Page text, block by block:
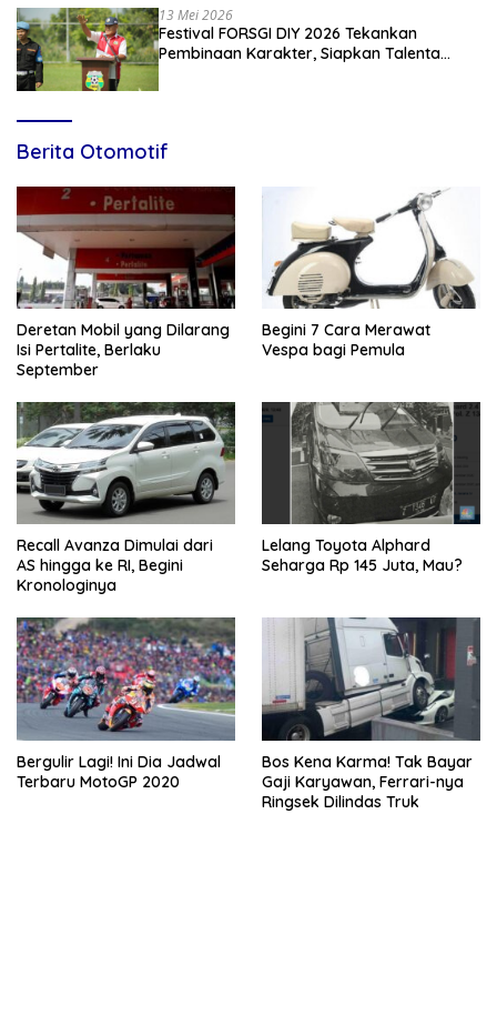
13 Mei 2026
Festival FORSGI DIY 2026 Tekankan
Pembinaan Karakter, Siapkan Talenta
Berita Otomotif
Deretan Mobil yang Dilarang
Isi Pertalite, Berlaku
September
Begini 7 Cara Merawat
Vespa bagi Pemula
Recall Avanza Dimulai dari
AS hingga ke RI, Begini
Kronologinya
Lelang Toyota Alphard
Seharga Rp 145 Juta, Mau?
Bergulir Lagi! Ini Dia Jadwal
Terbaru MotoGP 2020
Bos Kena Karma! Tak Bayar
Gaji Karyawan, Ferrari-nya
Ringsek Dilindas Truk